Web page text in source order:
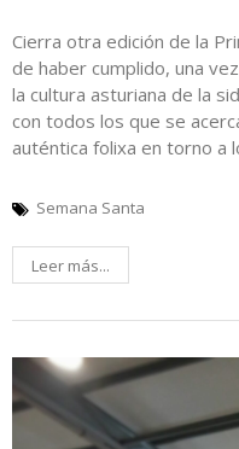
Cierra otra edición de la
de haber cumplido, una
la cultura asturiana de la
con todos los que se
auténtica folixa en torno a
Semana Santa
Leer más...